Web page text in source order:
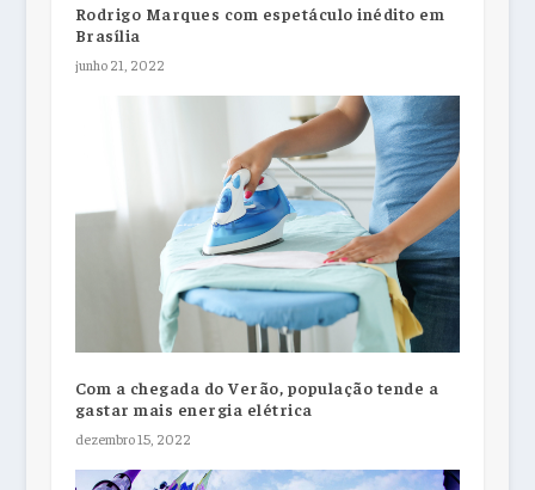
Rodrigo Marques com espetáculo inédito em
Brasília
junho 21, 2022
Com a chegada do Verão, população tende a
gastar mais energia elétrica
dezembro 15, 2022